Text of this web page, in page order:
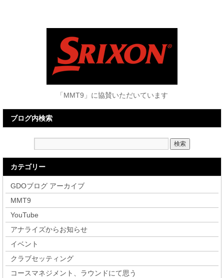
「MMT9」に協賛いただいています
ブログ内検索
カテゴリー
GDOブログ アーカイブ
MMT9
YouTube
アナライズからお知らせ
イベント
クラブセッティング
コースマネジメント、ラウンドにて思う